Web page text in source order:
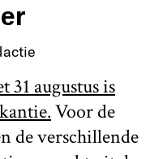
31 augustus is
Voor de
de verschillende